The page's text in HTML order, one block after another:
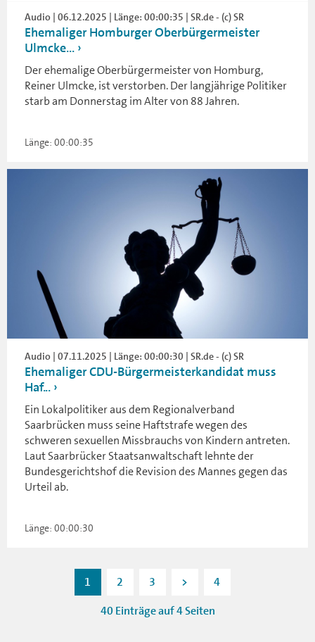
Audio | 06.12.2025 | Länge: 00:00:35 | SR.de - (c) SR
Ehemaliger Homburger Oberbürgermeister
Ulmcke...
Der ehemalige Oberbürgermeister von Homburg,
Reiner Ulmcke, ist verstorben. Der langjährige Politiker
starb am Donnerstag im Alter von 88 Jahren.
Länge: 00:00:35
Audio | 07.11.2025 | Länge: 00:00:30 | SR.de - (c) SR
Ehemaliger CDU-Bürgermeisterkandidat muss
Haf...
Ein Lokalpolitiker aus dem Regionalverband
Saarbrücken muss seine Haftstrafe wegen des
schweren sexuellen Missbrauchs von Kindern antreten.
Laut Saarbrücker Staatsanwaltschaft lehnte der
Bundesgerichtshof die Revision des Mannes gegen das
Urteil ab.
Länge: 00:00:30
1 2 3 > 4
40 Einträge auf 4 Seiten